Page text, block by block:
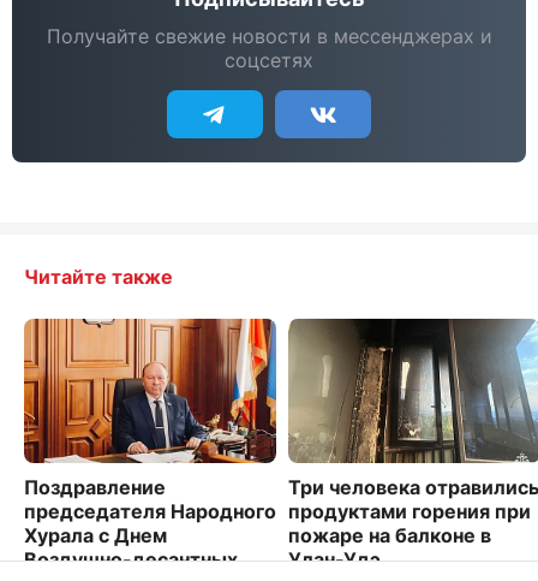
Получайте свежие новости в мессенджерах и
соцсетях
Читайте также
Поздравление
председателя Народного
Хурала с Днем
Воздушно-десантных
Три человека отравились
продуктами горения при
пожаре на балконе в
Улан-Удэ